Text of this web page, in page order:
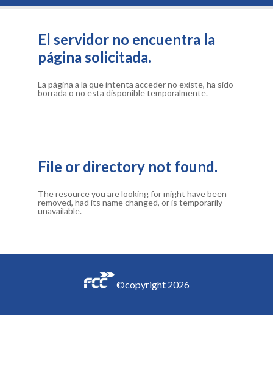
El servidor no encuentra la
página solicitada.
La página a la que intenta acceder no existe, ha sido
borrada o no esta disponible temporalmente.
File or directory not found.
The resource you are looking for might have been
removed, had its name changed, or is temporarily
unavailable.
©copyright 2026